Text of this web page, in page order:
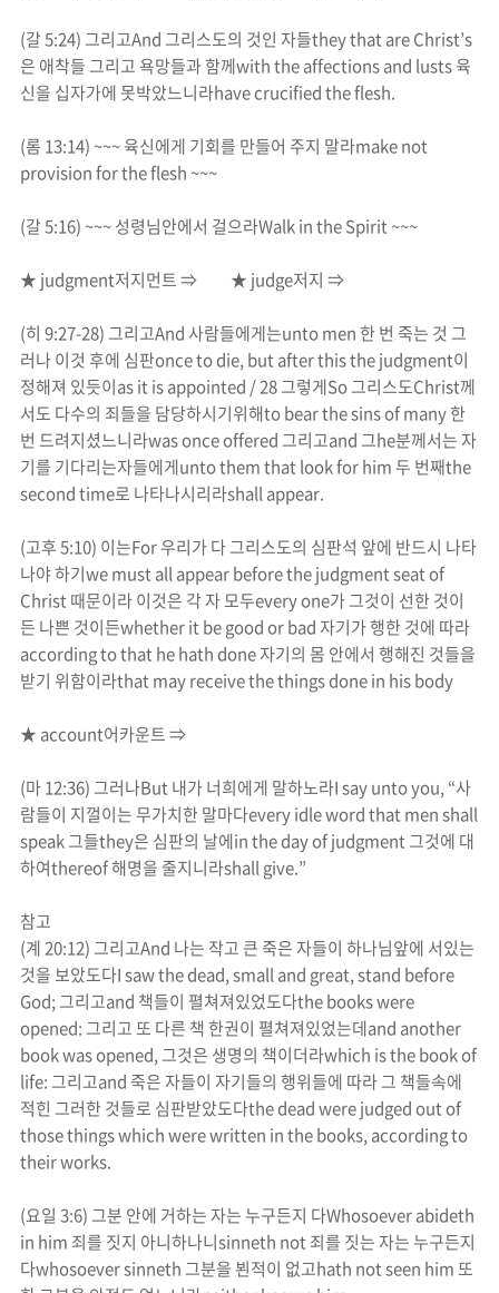
(갈5:24) 그리고And 그리스도의 것인 자들they that are Christ’s
은 애착들 그리고 욕망들과 함께with the affections and lusts육
신을 십자가에 못박았느니라have crucified the flesh.
(롬 13:14) ~~~육신에게 기회를 만들어 주지 말라make not
provision for the flesh ~~~
(갈5:16) ~~~성령님안에서 걸으라Walk in the Spirit ~~~
★ judgment저지먼트⇒ ★ judge저지 ⇒
(히 9:27-28) 그리고And 사람들에게는unto men 한 번 죽는 것 그
러나 이것 후에 심판once to die, but after this the judgment이
정해져 있듯이as it is appointed / 28그렇게So그리스도Christ께
서도 다수의 죄들을 담당하시기위해to bear the sins of many한
번 드려지셨느니라was once offered 그리고and 그he분께서는 자
기를 기다리는자들에게unto them that look for him두 번째the
second time로 나타나시리라shall appear.
(고후5:10) 이는For우리가 다 그리스도의 심판석 앞에 반드시 나타
나야 하기we must all appear before the judgment seat of
Christ때문이라 이것은 각 자 모두every one가 그것이 선한 것이
든 나쁜 것이든whether it be good or bad 자기가 행한 것에 따라
according to that he hath done자기의 몸 안에서 행해진 것들을
받기 위함이라that may receive the things done in his body
★ account어카운트⇒
(마12:36) 그러나But내가 너희에게 말하노라I say unto you, “사
람들이 지껄이는 무가치한 말마다every idle word that men shall
speak그들they은 심판의 날에in the day of judgment그것에 대
하여thereof해명을 줄지니라shall give.”
참고
(계20:12) 그리고And 나는 작고 큰 죽은 자들이 하나님앞에 서있는
것을 보았도다I saw the dead, small and great, stand before
God; 그리고and 책들이 펼쳐져있었도다the books were
opened: 그리고 또 다른 책 한권이 펼쳐져있었는데and another
book was opened, 그것은 생명의 책이더라which is the book of
life: 그리고and죽은 자들이 자기들의 행위들에 따라 그 책들속에
적힌 그러한 것들로 심판받았도다the dead were judged out of
those things which were written in the books, according to
their works.
(요일 3:6) 그분 안에 거하는 자는 누구든지 다Whosoever abideth
in him 죄를 짓지 아니하나니sinneth not죄를 짓는 자는 누구든지
다whosoever sinneth 그분을 뵌적이 없고hath not seen him또